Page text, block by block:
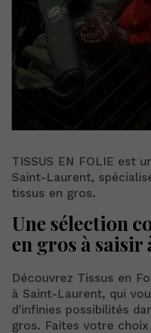
TISSUS EN FOLIE est
Saint-Laurent,
tissus en gros.
Une sélection
en gros à
Découvrez Tissus en
à Saint-Laurent, qui
d'infinies possibilités
gros. Faites votre